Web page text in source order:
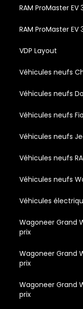
RAM ProMaster
RAM ProMaster
VDP Layout
Véhicules neufs
Véhicules neufs
Véhicules neufs
Véhicules neufs
Véhicules neufs
Véhicules neufs
Véhicules
Wagoneer Grand
prix
Wagoneer Grand
prix
Wagoneer Grand
prix